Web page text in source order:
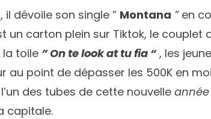
il dévoile son single ” Montana ” en
un carton plein sur Tiktok, le couplet
la toile ” On te look at tu fia “ , les
point de dépasser les 500K en
des tubes de cette nouvelleannée
capitale.